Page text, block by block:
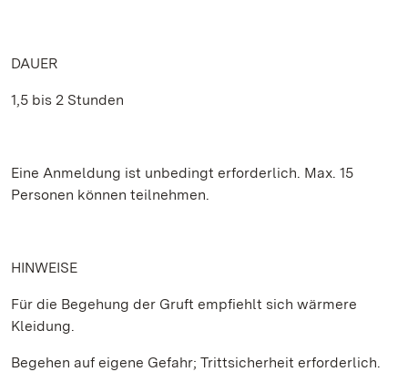
DAUER
1,5 bis 2 Stunden
Eine Anmeldung ist unbedingt erforderlich. Max. 15
Personen können teilnehmen.
HINWEISE
Für die Begehung der Gruft empfiehlt sich wärmere
Kleidung.
Begehen auf eigene Gefahr; Trittsicherheit erforderlich.